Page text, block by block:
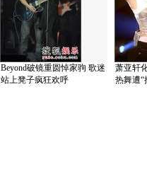
Beyond破镜重圆悼家驹 歌迷
站上凳子疯狂欢呼
萧亚轩
热舞遭“